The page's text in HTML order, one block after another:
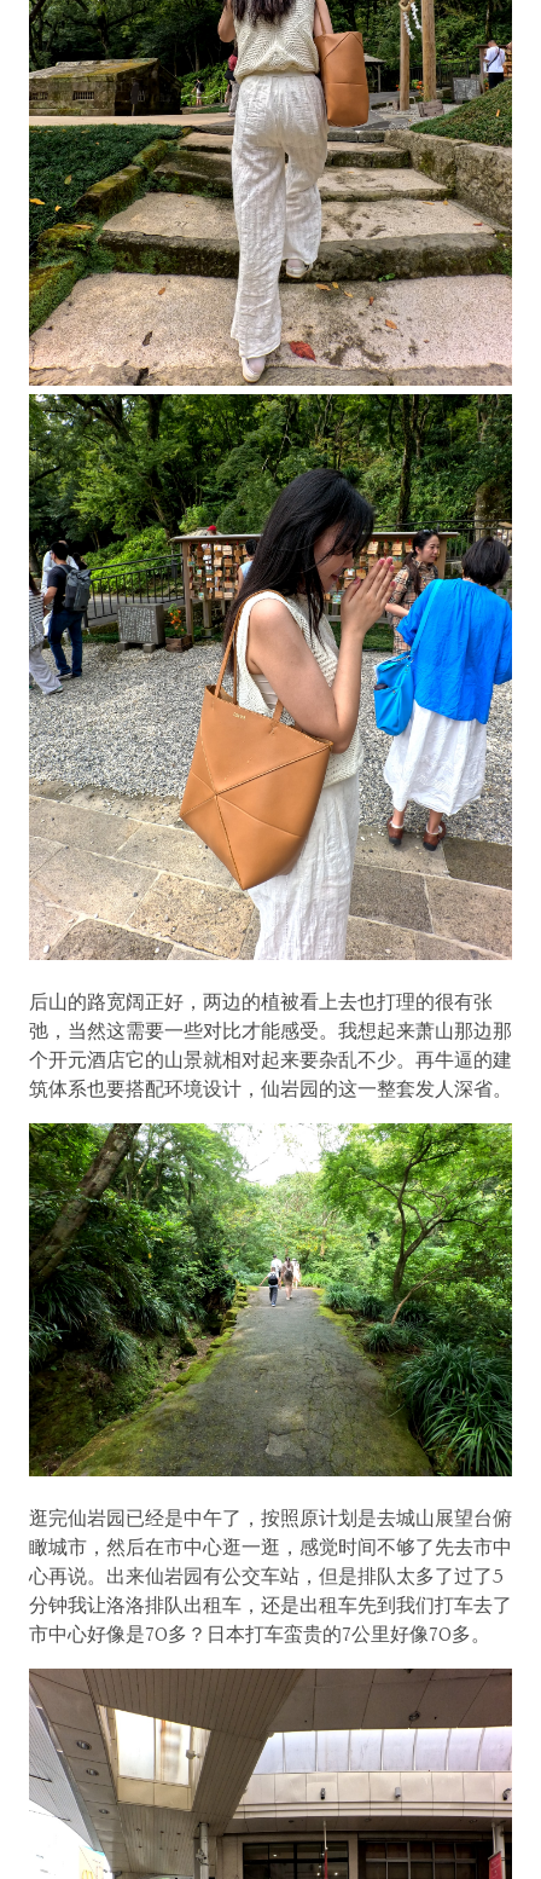
后山的路宽阔正好，两边的植被看上去也打理的很有张
弛，当然这需要一些对比才能感受。我想起来萧山那边那
个开元酒店它的山景就相对起来要杂乱不少。再牛逼的建
筑体系也要搭配环境设计，仙岩园的这一整套发人深省。
逛完仙岩园已经是中午了，按照原计划是去城山展望台俯
瞰城市，然后在市中心逛一逛，感觉时间不够了先去市中
心再说。出来仙岩园有公交车站，但是排队太多了过了5
分钟我让洛洛排队出租车，还是出租车先到我们打车去了
市中心好像是70多？日本打车蛮贵的7公里好像70多。